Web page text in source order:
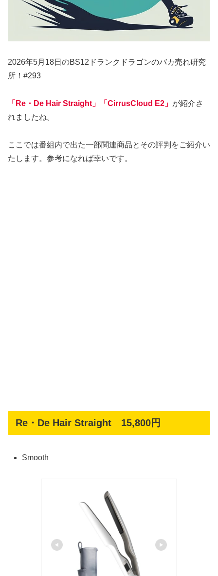
2026年5月18日のBS12ドランクドラゴンのバカ売れ研究
所！#293
「Re・De Hair Straight」「CirrusCloud E2」 が紹介さ
れましたね。
ここでは番組内で出た一部関連商品とその評判をご紹介い
たします。参考になれば幸いです。
Re・De Hair Straight 15,800円
Smooth